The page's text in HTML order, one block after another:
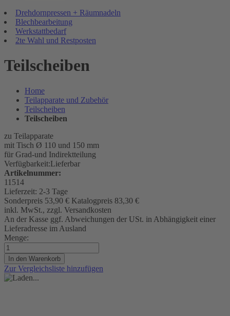
Drehdornpressen + Räumnadeln
Blechbearbeitung
Werkstattbedarf
2te Wahl und Restposten
Teilscheiben
Home
Teilapparate und Zubehör
Teilscheiben
Teilscheiben
zu Teilapparate
mit Tisch Ø 110 und 150 mm
für Grad-und Indirektteilung
Verfügbarkeit:Lieferbar
Artikelnummer:
11514
Lieferzeit: 2-3 Tage
Sonderpreis 53,90 € Katalogpreis 83,30 €
inkl. MwSt., zzgl. Versandkosten
An der Kasse ggf. Abweichungen der USt. in Abhängigkeit einer
Lieferadresse im Ausland
Menge:
In den Warenkorb
Zur Vergleichsliste hinzufügen